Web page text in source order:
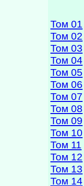
Том 01
Том 02
Том 03
Том 04
Том 05
Том 06
Том 07
Том 08
Том 09
Том 10
Том 11
Том 12
Том 13
Том 14